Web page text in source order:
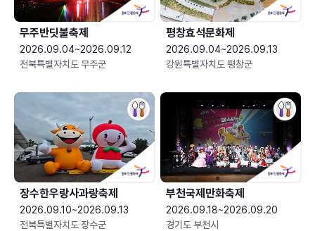
무주반딧불축제
2026.09.04~2026.09.12
전북특별자치도 무주군
평창효석문화제
2026.09.04~2026.09.13
강원특별자치도 평창군
장수한우랑사과랑축제
2026.09.10~2026.09.13
전북특별자치도 장수군
부천국제만화축제
2026.09.18~2026.09.20
경기도 부천시